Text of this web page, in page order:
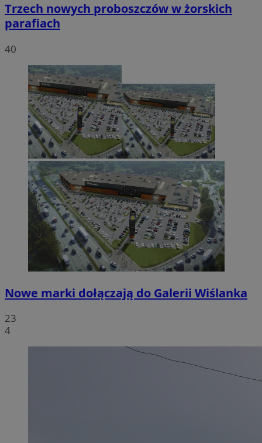
Trzech nowych proboszczów w żorskich
parafiach
40
Nowe marki dołączają do Galerii Wiślanka
23
4